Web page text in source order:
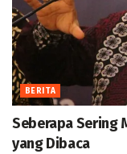
BERITA
Seberapa Sering
yang Dibaca